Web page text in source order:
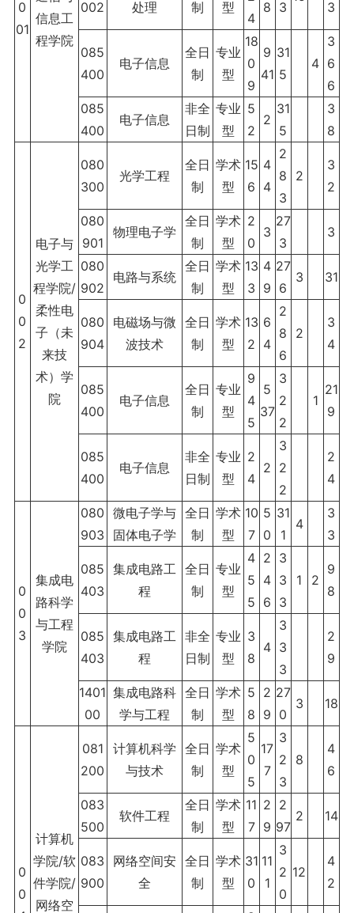
0
01
信息工
程学院
002 处理 制 型
4
8 3 3
085
400
电子信息
全日
制
专业
型
18
0
9
9
41
31
5
4
3
6
6
085
400
电子信息
非全
日制
专业
型
5
2
2
31
5
3
8
0
0
2
电子与
光学工
程学院/
柔性电
子（未
来技
术）学
院
080
300
光学工程
全日
制
学术
型
15
6
4
4
2
8
3
2
3
2
080
901
物理电子学
全日
制
学术
型
2
0
3
27
3
3
080
902
电路与系统
全日
制
学术
型
13
3
4
9
27
6
3 31
080
904
电磁场与微
波技术
全日
制
学术
型
13
2
6
4
2
8
6
2
3
4
085
400
电子信息
全日
制
专业
型
9
4
5
5
37
3
2
2
1
21
9
085
400
电子信息
非全
日制
专业
型
2
4
2
3
2
2
2
4
0
0
3
集成电
路科学
与工程
学院
080
903
微电子学与
固体电子学
全日
制
学术
型
10
7
5
0
31
1
4
3
3
085
403
集成电路工
程
全日
制
专业
型
4
5
5
2
4
6
3
3
3
1 2
9
8
085
403
集成电路工
程
非全
日制
专业
型
3
8
4
3
3
3
2
9
1401
00
集成电路科
学与工程
全日
制
学术
型
5
8
2
9
27
0
3 18
0
0
计算机
学院/软
件学院/
网络空
081
200
计算机科学
与技术
全日
制
学术
型
5
0
5
17
7
3
2
3
8
4
6
083
500
软件工程
全日
制
学术
型
11
7
2
9
2
97
2 14
083
900
网络空间安
全
全日
制
学术
型
31
0
11
1
3
2
0
12
4
2